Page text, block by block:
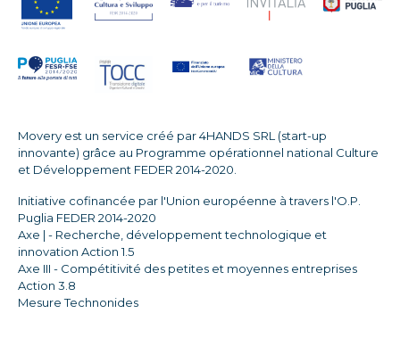
Movery est un service créé par 4HANDS SRL (start-up
innovante) grâce au Programme opérationnel national Culture
et Développement FEDER 2014-2020.
Initiative cofinancée par l'Union européenne à travers l'O.P.
Puglia FEDER 2014-2020
Axe | - Recherche, développement technologique et
innovation Action 1.5
Axe III - Compétitivité des petites et moyennes entreprises
Action 3.8
Mesure Technonides